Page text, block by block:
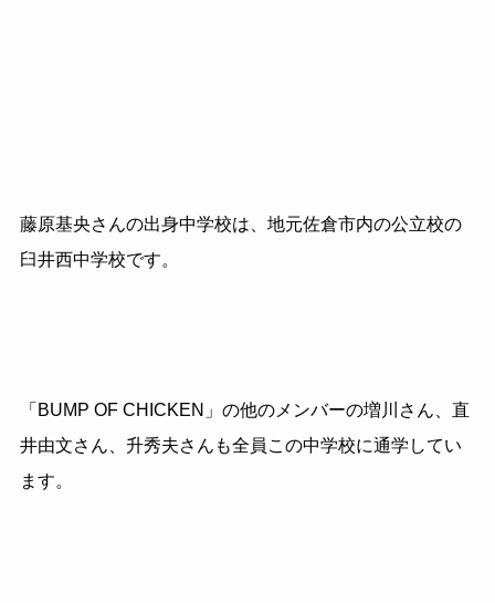
藤原基央さんの出身中学校は、地元佐倉市内の公立校の
臼井西中学校です。
「 BUMP OF CHICKEN 」の他のメンバーの増川さん、直
井由文さん、升秀夫さんも全員この中学校に通学してい
ます。